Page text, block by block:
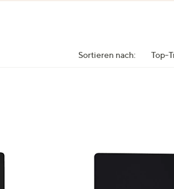
Sortieren nach: Top-